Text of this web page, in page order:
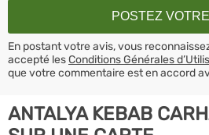
En postant votre avis, vous
accepté lesConditions Générales
que votre commentaire est en accord
ANTALYA KEBAB